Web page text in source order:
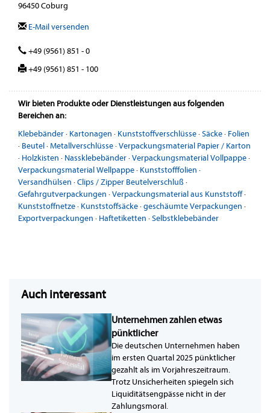
96450 Coburg
E-Mail versenden
+49 (9561) 851 - 0
+49 (9561) 851 - 100
Wir bieten Produkte oder Dienstleistungen aus folgenden
Bereichen an:
Klebebänder· Kartonagen · Kunststoffverschlüsse·Säcke· Folien
· Beutel·Metallverschlüsse·Verpackungsmaterial Papier / Karton
· Holzkisten · Nassklebebänder·Verpackungsmaterial Vollpappe·
Verpackungsmaterial Wellpappe· Kunststofffolien ·
Versandhülsen ·Clips / Zipper Beutelverschluß ·
Gefahrgutverpackungen ·Verpackungsmaterial aus Kunststoff·
Kunststoffnetze· Kunststoffsäcke·geschäumte Verpackungen ·
Exportverpackungen · Haftetiketten ·Selbstklebebänder
Auch interessant
Unternehmen zahlen etwas
pünktlicher
Die deutschen Unternehmen haben
im ersten Quartal 2025 pünktlicher
gezahlt als im Vorjahreszeitraum.
Trotz Unsicherheiten spiegeln sich
Liquiditätsengpässe nicht in der
Zahlungsmoral.